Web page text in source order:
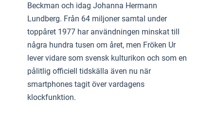
Beckman och idag Johanna Hermann
Lundberg. Från 64 miljoner samtal under
toppåret 1977 har användningen minskat till
några hundra tusen om året, men Fröken Ur
lever vidare som svensk kulturikon och som en
pålitlig officiell tidskälla även nu när
smartphones tagit över vardagens
klockfunktion.